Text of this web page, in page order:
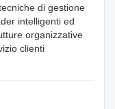
di gestione
intelligenti ed
organizzative
clienti